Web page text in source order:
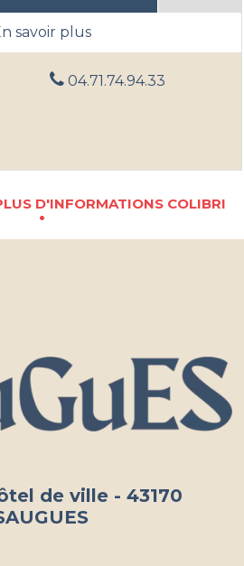
04.71.74.94.33
d'informations COLIBRI
de ville - 43170